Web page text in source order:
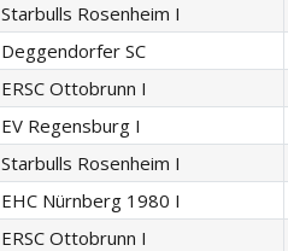
Starbulls Rosenheim I
Deggendorfer SC
ERSC Ottobrunn I
EV Regensburg I
Starbulls Rosenheim I
EHC Nürnberg 1980 I
ERSC Ottobrunn I